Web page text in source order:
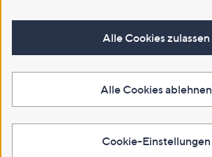
Alle Cookies zulassen
Alle Cookies ablehnen
Cookie-Einstellungen